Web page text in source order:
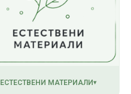
ЕСТЕСТВЕНИ МАТЕРИАЛИ▾